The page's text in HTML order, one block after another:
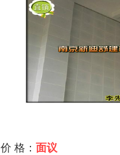
价 格： 面议